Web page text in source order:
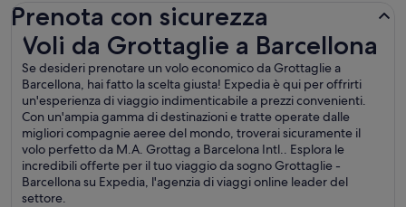
Prenota con sicurezza
Voli da Grottaglie a Barcellona
Se desideri prenotare un volo economico da Grottaglie a
Barcellona, hai fatto la scelta giusta! Expedia è qui per offrirti
un'esperienza di viaggio indimenticabile a prezzi convenienti.
Con un'ampia gamma di destinazioni e tratte operate dalle
migliori compagnie aeree del mondo, troverai sicuramente il
volo perfetto da M.A. Grottag a Barcelona Intl.. Esplora le
incredibili offerte per il tuo viaggio da sogno Grottaglie -
Barcellona su Expedia, l'agenzia di viaggi online leader del
settore.
Voli da Grottaglie a Barcellona